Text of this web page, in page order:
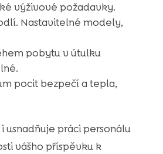
výživové požadavky.
Nastavitelné modely,
pobytu v útulku
pocit bezpečí a tepla,
práci personálu
vášho příspěvku k